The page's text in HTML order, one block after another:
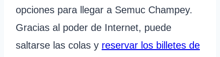
opciones para llegar a Semuc Champey.
Gracias al poder de Internet, puede
saltarse las colas y reservar los billetes de